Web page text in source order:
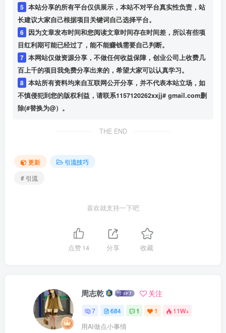
5 本站分享的所有平台仅供展示，本站不对平台真实性负责，站
长建议大家自己根据项目关键词自己选择平台。
6 因为文章发布时间和您阅读文章时间存在时间差，所以有些项
目红利期可能已经过了，能不能赚钱需要自己判断。
7 本网站仅做资源分享，不做任何收益保障，创业公司上收费几
百上千的项目我免费分享出来的，希望大家可以认真学习。
8 本站所有资料均来自互联网公开分享，并不代表本站立场，如
不慎侵犯到您的版权利益，请联系1157120262xxjj# gmail.com删
除(#替换为@）。
THE END
更新
引流技巧
# 引流
喜欢就支持一下吧
点赞14 分享 收藏
周志乾 关注
7 684 1 1 11W+
用AI做点小事情